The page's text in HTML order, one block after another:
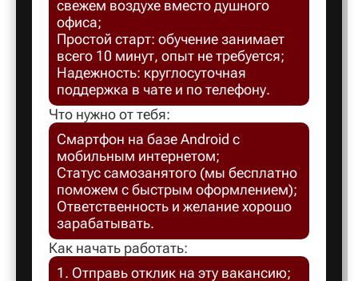
Барнаул
Безенчук
Белая
свежем воздухе вместо душного
офиса;
Простой старт: обучение занимает
всего 10 минут, опыт не требуется;
Надежность: круглосуточная
поддержка в чате и по телефону.
Что нужно от тебя:
Смартфон на базе Android с
мобильным интернетом;
Статус самозанятого (мы бесплатно
поможем с быстрым оформлением);
Ответственность и желание хорошо
зарабатывать.
Как начать работать:
1. Отправь отклик на эту вакансию;